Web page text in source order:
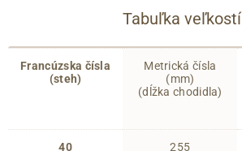
Tabuľka veľkostí
Francúzska čísla
(steh)
40
Metrická čísla
(mm)
(dĺžka chodidla)
255